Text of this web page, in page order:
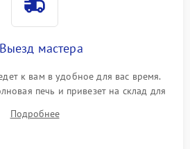
мастера
к вам в удобное для вас время.
печь и привезет на склад для
Подробнее